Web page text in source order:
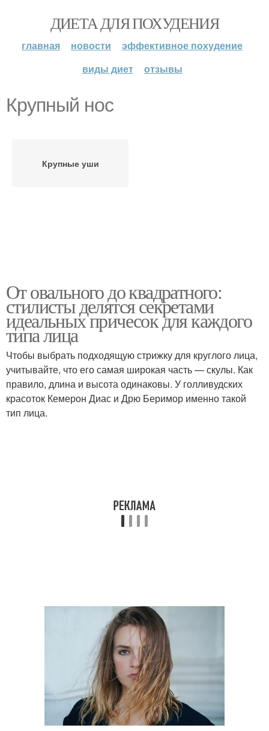
ДИЕТА ДЛЯ ПОХУДЕНИЯ
главная новости
эффективное похудение
виды диет
отзывы
Крупный нос
Крупные уши
От овального до квадратного:
стилисты делятся секретами
идеальных причесок для каждого
типа лица
Чтобы выбрать подходящую стрижку для круглого лица,
учитывайте, что его самая широкая часть — скулы. Как
правило, длина и высота одинаковы. У голливудских
красоток Кемерон Диас и Дрю Беримор именно такой
тип лица.